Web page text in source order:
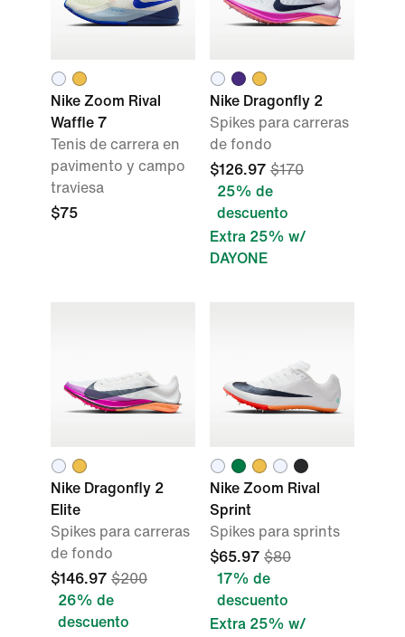
Nike Zoom Rival
Waffle 7
Tenis de carrera en
pavimento y campo
traviesa
$75
Nike Dragonfly 2
Spikes para carreras
de fondo
$126.97 $170
25% de
descuento
Extra 25% w/
DAYONE
Nike Dragonfly 2
Elite
Spikes para carreras
de fondo
$146.97 $200
26% de
descuento
Nike Zoom Rival
Sprint
Spikes para sprints
$65.97 $80
17% de
descuento
Extra 25% w/